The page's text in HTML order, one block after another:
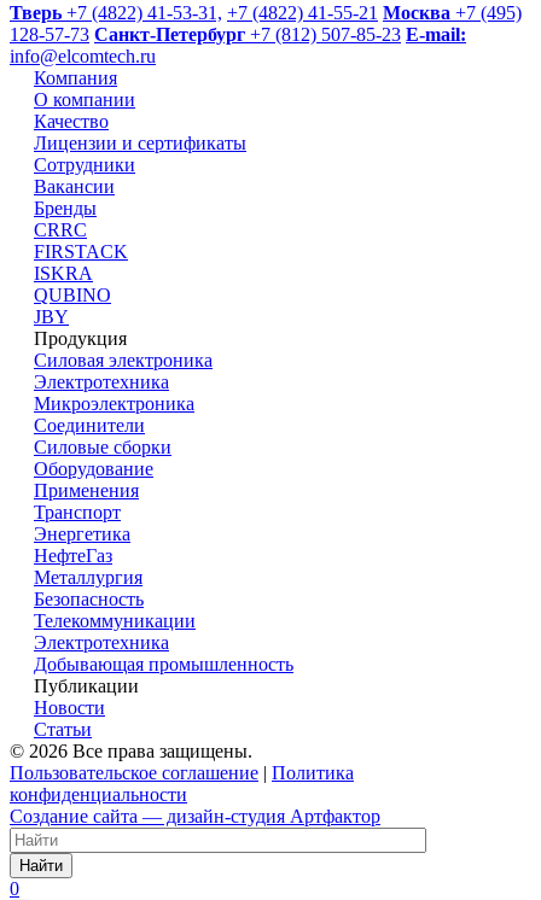
Тверь +7 (4822) 41-53-31, +7 (4822) 41-55-21 Москва +7 (495)
128-57-73 Санкт-Петербург +7 (812) 507-85-23 E-mail:
info@elcomtech.ru
Компания
О компании
Качество
Лицензии и сертификаты
Сотрудники
Вакансии
Бренды
CRRC
FIRSTACK
ISKRA
QUBINO
JBY
Продукция
Силовая электроника
Электротехника
Микроэлектроника
Cоединители
Силовые сборки
Оборудование
Применения
Транспорт
Энергетика
НефтеГаз
Металлургия
Безопасность
Телекоммуникации
Электротехника
Добывающая промышленность
Публикации
Новости
Статьи
© 2026 Все права защищены.
Пользовательское соглашение | Политика
конфиденциальности
Создание сайта — дизайн-студия Артфактор
Найти
0